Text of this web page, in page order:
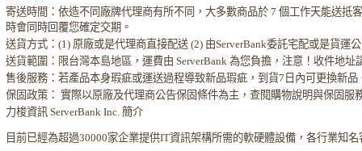
寄送時間：依造不同廠牌代理商有所不同，大多數商品於 7 個工作天能送抵
時會同時回覆您確定交期。
送貨方式：(1) 原廠或是代理商直接配送 (2) 由ServerBank委託宅配或是貨運
送貨範圍：限台灣本島地區，運費由 ServerBank 為您負擔，注意！收件地址
售後服務：若產品本身瑕疵或運送過程導致新品瑕疵，到貨7日內可更換新品
保固政策： 實際以原廠及代理商公告保固條件為主，查閱購物說明與保固服
力梭資訊 ServerBank Inc. 簡介
目前已經為超過30000家企業提供IT資訊架構所需的軟硬體設備，各行業知名